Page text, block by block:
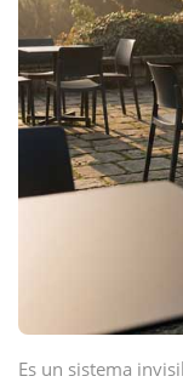
Es un sistema